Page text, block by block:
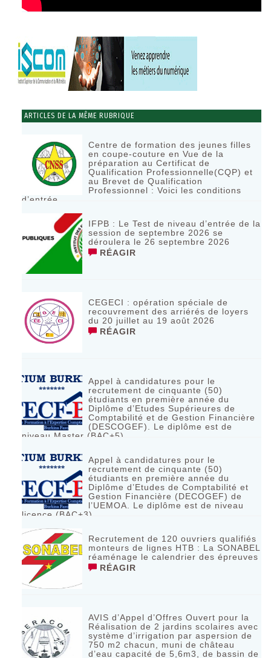
ARTICLES DE LA MÊME RUBRIQUE
Centre de formation des jeunes filles
en coupe-couture en Vue de la
préparation au Certificat de
Qualification Professionnelle(CQP) et
au Brevet de Qualification
Professionnel : Voici les conditions
d’entrée
IFPB : Le Test de niveau d’entrée de la
session de septembre 2026 se
déroulera le 26 septembre 2026
RÉAGIR
CEGECI : opération spéciale de
recouvrement des arriérés de loyers
du 20 juillet au 19 août 2026
RÉAGIR
Appel à candidatures pour le
recrutement de cinquante (50)
étudiants en première année du
Diplôme d’Etudes Supérieures de
Comptabilité et de Gestion Financière
(DESCOGEF). Le diplôme est de
niveau Master (BAC+5)
Appel à candidatures pour le
recrutement de cinquante (50)
étudiants en première année du
Diplôme d’Etudes de Comptabilité et
Gestion Financière (DECOGEF) de
l’UEMOA. Le diplôme est de niveau
licence (BAC+3)
Recrutement de 120 ouvriers qualifiés
monteurs de lignes HTB : La SONABEL
réaménage le calendrier des épreuves
RÉAGIR
AVIS d’Appel d’Offres Ouvert pour la
Réalisation de 2 jardins scolaires avec
système d’irrigation par aspersion de
750 m2 chacun, muni de château
d’eau capacité de 5,6m3, de bassin de